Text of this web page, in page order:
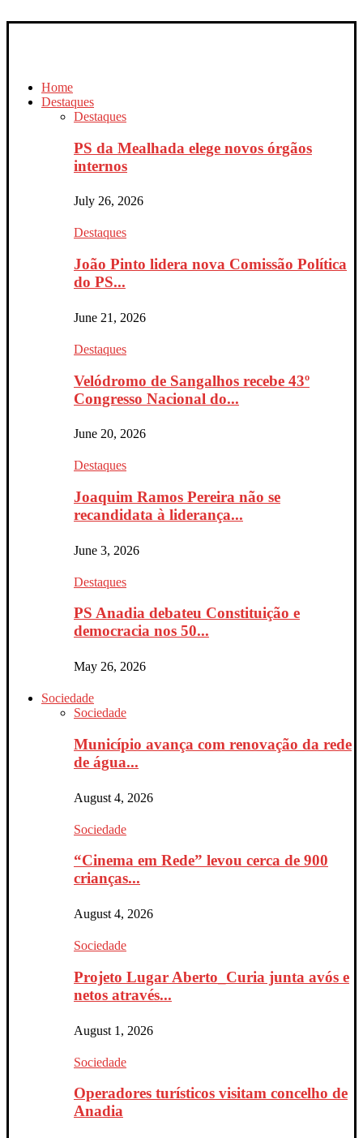
Home
Destaques
Destaques
PS da Mealhada elege novos órgãos
internos
July 26, 2026
Destaques
João Pinto lidera nova Comissão Política
do PS...
June 21, 2026
Destaques
Velódromo de Sangalhos recebe 43º
Congresso Nacional do...
June 20, 2026
Destaques
Joaquim Ramos Pereira não se
recandidata à liderança...
June 3, 2026
Destaques
PS Anadia debateu Constituição e
democracia nos 50...
May 26, 2026
Sociedade
Sociedade
Município avança com renovação da rede
de água...
August 4, 2026
Sociedade
“Cinema em Rede” levou cerca de 900
crianças...
August 4, 2026
Sociedade
Projeto Lugar Aberto_Curia junta avós e
netos através...
August 1, 2026
Sociedade
Operadores turísticos visitam concelho de
Anadia